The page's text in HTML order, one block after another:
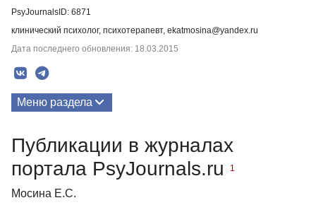
PsyJournalsID: 6871
клинический психолог, психотерапевт, ekatmosina@yandex.ru
Дата последнего обновления: 18.03.2015
Меню раздела
Биография
Публикации в журналах
портала PsyJournals.ru
1
Мосина Е.С.